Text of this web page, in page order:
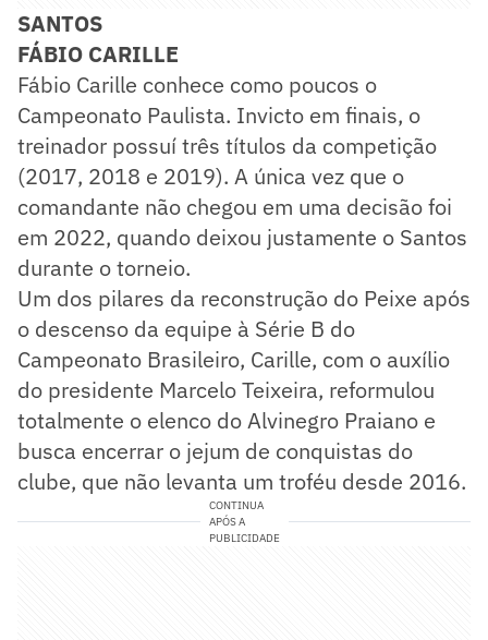
SANTOS
FÁBIO CARILLE
Fábio Carille conhece como poucos o
Campeonato Paulista. Invicto em finais, o
treinador possuí três títulos da competição
(2017, 2018 e 2019). A única vez que o
comandante não chegou em uma decisão foi
em 2022, quando deixou justamente o Santos
durante o torneio.
Um dos pilares da reconstrução do Peixe após
o descenso da equipe à Série B do
Campeonato Brasileiro, Carille, com o auxílio
do presidente Marcelo Teixeira, reformulou
totalmente o elenco do Alvinegro Praiano e
busca encerrar o jejum de conquistas do
clube, que não levanta um troféu desde 2016.
CONTINUA
APÓS A
PUBLICIDADE